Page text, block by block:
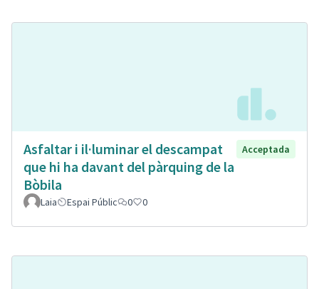
Asfaltar i il·luminar el descampat
que hi ha davant del pàrquing de la
Bòbila
Acceptada
Laia Espai Públic 0 0